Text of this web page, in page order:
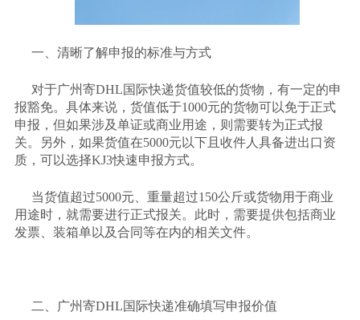
一、清晰了解申报的标准与方式
对于广州寄DHL国际快递货值较低的货物，有一定的申
报豁免。具体来说，货值低于1000元的货物可以免于正式
申报，但如果涉及单证或商业用途，则需要转为正式报
关。另外，如果货值在5000元以下且收件人具备进出口资
质，可以选择KJ3快速申报方式。
当货值超过5000元、重量超过150公斤或货物用于商业
用途时，就需要进行正式报关。此时，需要提供包括商业
发票、装箱单以及合同等在内的相关文件。
二、广州寄DHL国际快递准确填写申报价值